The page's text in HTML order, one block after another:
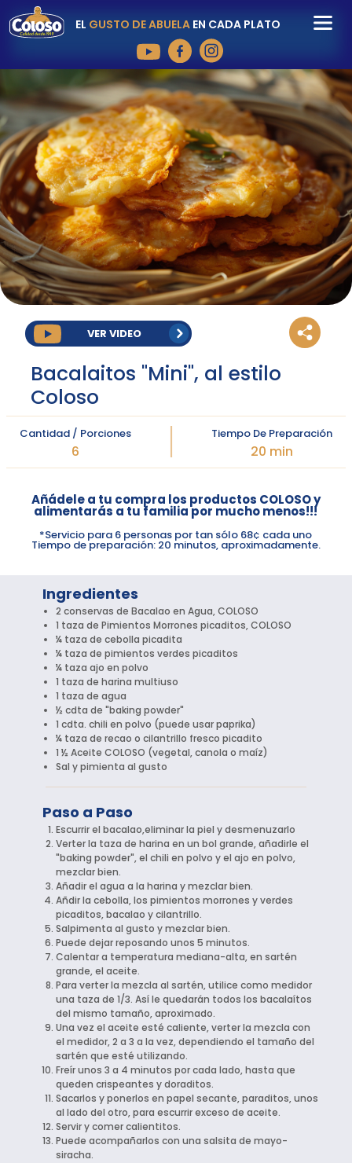
EL GUSTO DE ABUELAEN CADA PLATO
VER VIDEO
Bacalaitos "Mini", al estilo
Coloso
Cantidad / Porciones
6
Tiempo De Preparación
20 min
Añádele a tu compra los productos COLOSO y
alimentarás a tu familia por mucho menos!!!
*Servicio para 6 personas por tan sólo 68¢ cada uno
Tiempo de preparación: 20 minutos, aproximadamente.
Ingredientes
2 conservas de Bacalao en Agua, COLOSO
1 taza de Pimientos Morrones picaditos, COLOSO
¼ taza de cebolla picadita
¼ taza de pimientos verdes picaditos
¼ taza ajo en polvo
1 taza de harina multiuso
1 taza de agua
½ cdta de "baking powder"
1 cdta. chili en polvo (puede usar paprika)
¼ taza de recao o cilantrillo fresco picadito
1 ½ Aceite COLOSO (vegetal, canola o maíz)
Sal y pimienta al gusto
Paso a Paso
Escurrir el bacalao,eliminar la piel y desmenuzarlo
Verter la taza de harina en un bol grande, añadirle el
"baking powder", el chili en polvo y el ajo en polvo,
mezclar bien.
Añadir el agua a la harina y mezclar bien.
Añdir la cebolla, los pimientos morrones y verdes
picaditos, bacalao y cilantrillo.
Salpimenta al gusto y mezclar bien.
Puede dejar reposando unos 5 minutos.
Calentar a temperatura mediana-alta, en sartén
grande, el aceite.
Para verter la mezcla al sartén, utilice como medidor
una taza de 1/3. Así le quedarán todos los bacalaítos
del mismo tamaño, aproximado.
Una vez el aceite esté caliente, verter la mezcla con
el medidor, 2 a 3 a la vez, dependiendo el tamaño del
sartén que esté utilizando.
Freír unos 3 a 4 minutos por cada lado, hasta que
queden crispeantes y doraditos.
Sacarlos y ponerlos en papel secante, paraditos, unos
al lado del otro, para escurrir exceso de aceite.
Servir y comer calientitos.
Puede acompañarlos con una salsita de mayo-
siracha.